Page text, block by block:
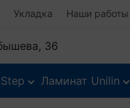
Укладка Наши работы
36
Ламинат Unilin